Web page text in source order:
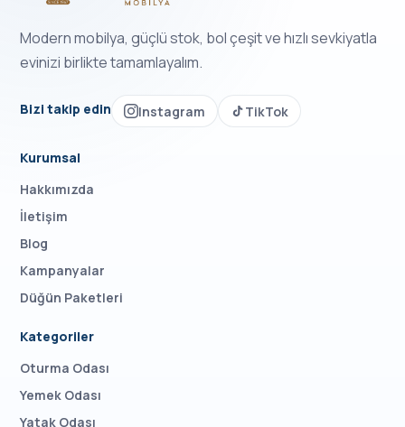
Modern mobilya, güçlü stok, bol çeşit ve hızlı sevkiyatla
evinizi birlikte tamamlayalım.
Bizi takip edin Instagram TikTok
Kurumsal
Hakkımızda
İletişim
Blog
Kampanyalar
Düğün Paketleri
Kategoriler
Oturma Odası
Yemek Odası
Yatak Odası